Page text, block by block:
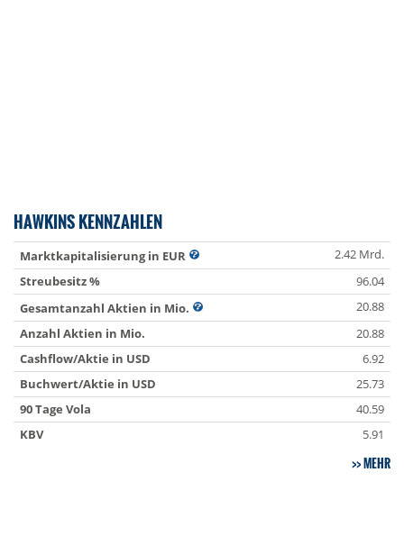
HAWKINS KENNZAHLEN
Marktkapitalisierung in EUR
2.42 Mrd.
Streubesitz %
96.04
Gesamtanzahl Aktien in Mio.
20.88
Anzahl Aktien in Mio.
20.88
Cashflow/Aktie in USD
6.92
Buchwert/Aktie in USD
25.73
90 Tage Vola
40.59
KBV
5.91
MEHR